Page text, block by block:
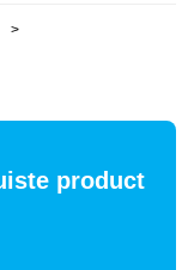
>
product